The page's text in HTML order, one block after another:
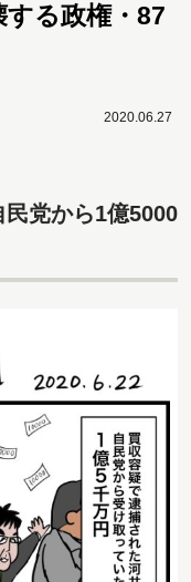
る政権・87
2020.06.27
党から1億5000